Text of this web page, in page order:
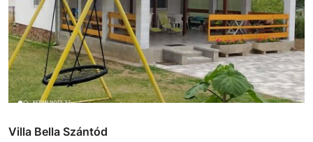
Villa Bella Szántód